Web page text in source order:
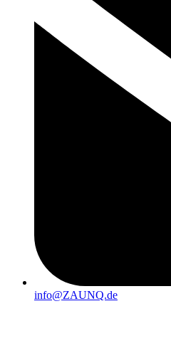
info@ZAUNQ.de